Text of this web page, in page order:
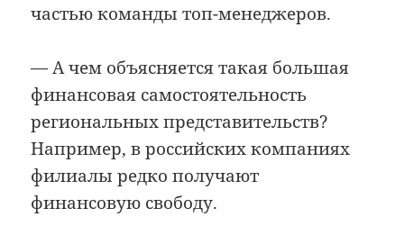
частью команды топ-менеджеров.
— А чем объясняется такая большая
финансовая самостоятельность
региональных представительств?
Например, в российских компаниях
филиалы редко получают
финансовую свободу.